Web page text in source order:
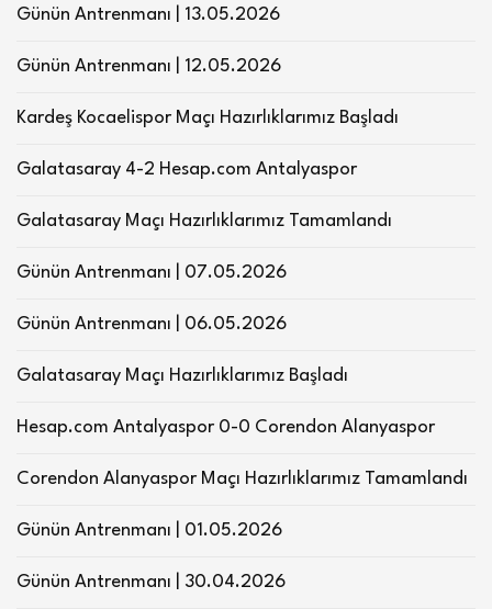
Günün Antrenmanı | 13.05.2026
Günün Antrenmanı | 12.05.2026
Kardeş Kocaelispor Maçı Hazırlıklarımız Başladı
Galatasaray 4-2 Hesap.com Antalyaspor
Galatasaray Maçı Hazırlıklarımız Tamamlandı
Günün Antrenmanı | 07.05.2026
Günün Antrenmanı | 06.05.2026
Galatasaray Maçı Hazırlıklarımız Başladı
Hesap.com Antalyaspor 0-0 Corendon Alanyaspor
Corendon Alanyaspor Maçı Hazırlıklarımız Tamamlandı
Günün Antrenmanı | 01.05.2026
Günün Antrenmanı | 30.04.2026